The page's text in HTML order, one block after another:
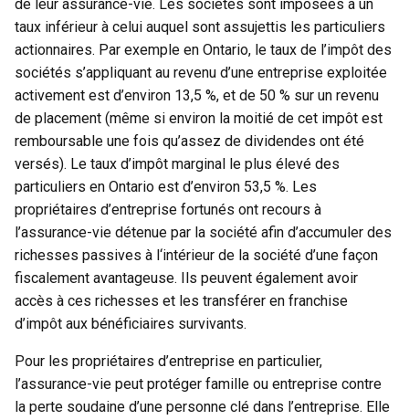
de leur assurance-vie. Les sociétés sont imposées à un
taux inférieur à celui auquel sont assujettis les particuliers
actionnaires. Par exemple en Ontario, le taux de l’impôt des
sociétés s’appliquant au revenu d’une entreprise exploitée
activement est d’environ 13,5 %, et de 50 % sur un revenu
de placement (même si environ la moitié de cet impôt est
remboursable une fois qu’assez de dividendes ont été
versés). Le taux d’impôt marginal le plus élevé des
particuliers en Ontario est d’environ 53,5 %. Les
propriétaires d’entreprise fortunés ont recours à
l’assurance-vie détenue par la société afin d’accumuler des
richesses passives à l‘intérieur de la société d’une façon
fiscalement avantageuse. Ils peuvent également avoir
accès à ces richesses et les transférer en franchise
d’impôt aux bénéficiaires survivants.
Pour les propriétaires d’entreprise en particulier,
l’assurance-vie peut protéger famille ou entreprise contre
la perte soudaine d’une personne clé dans l’entreprise. Elle